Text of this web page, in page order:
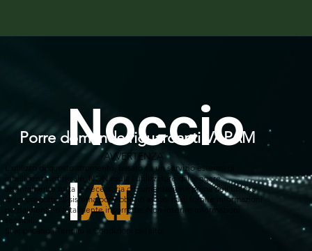
Noccio
lAI
Porre domande riguardanti VAPAM
AVVERTENZA
L'utilizzo di questo strumento, basato su un servizio esterno di
intelligenza artificiale, NON esula l'utilizzatore dal leggere
attentamente tutta la necessaria documentazione prima dell'utilizzo
di un prodotto. Il sistema potrebbe, in alcuni casi, fornire informazioni
parzialmente o totalmente incorrette. Non inserire informazioni
sensibili.
Si applicano i Termini e Condizioni del sito.